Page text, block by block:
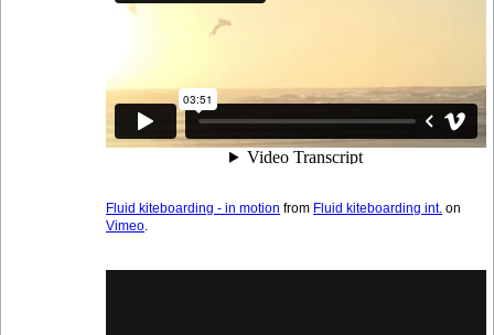
Fluid kiteboarding - in motion from Fluid kiteboarding int. on
Vimeo